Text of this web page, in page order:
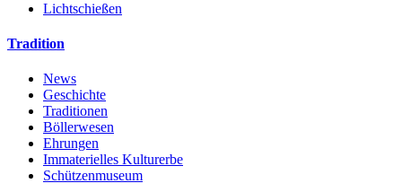
Lichtschießen
Tradition
News
Geschichte
Traditionen
Böllerwesen
Ehrungen
Immaterielles Kulturerbe
Schützenmuseum